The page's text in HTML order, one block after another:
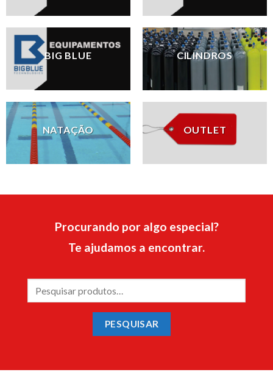
BIG BLUE CILINDROS
NATAÇÃO OUTLET
Procurando por algo especial?
Te ajudamos a encontrar.
PESQUISAR